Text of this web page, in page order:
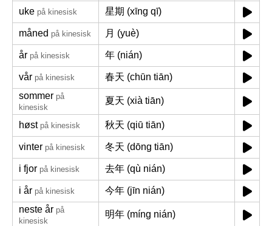
uke på kinesisk 星期 (xīng qī)
måned på kinesisk 月 (yuè)
år på kinesisk 年 (nián)
vår på kinesisk
春天 (chūn tiān)
sommer på
kinesisk
夏天 (xià tiān)
høst på kinesisk 秋天 (qiū tiān)
vinter på kinesisk 冬天 (dōng tiān)
i fjor på kinesisk 去年 (qù nián)
i år på kinesisk
今年 (jīn nián)
neste år på
kinesisk
明年 (míng nián)